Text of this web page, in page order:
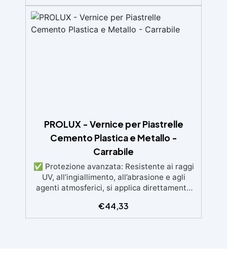
agli sbalzi termici da -20°C a +80°C. ✅
Applicazione semplice a rullo, pennello o
spruzzo airless. ✅ Durata pluriennale:
PROLUX - Vernice per Piastrelle
Cemento Plastica e Metallo -
Carrabile
✅ Protezione avanzata: Resistente ai raggi
UV, all’ingiallimento, all’abrasione e agli
agenti atmosferici, si applica direttamente
superfici. ✅ Adatta per ambienti umidi od
alto passaggio : Formulazione Poliuretanica,
€44,33